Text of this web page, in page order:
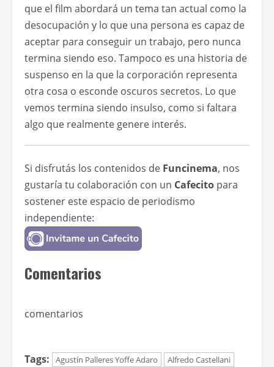
que el film abordará un tema tan actual como la
desocupación y lo que una persona es capaz de
aceptar para conseguir un trabajo, pero nunca
termina siendo eso. Tampoco es una historia de
suspenso en la que la corporación representa
otra cosa o esconde oscuros secretos. Lo que
vemos termina siendo insulso, como si faltara
algo que realmente genere interés.
Si disfrutás los contenidos de Funcinema, nos
gustaría tu colaboración con un Cafecito para
sostener este espacio de periodismo
independiente:
Comentarios
comentarios
Tags: Agustín Palleres Yoffe Adaro
Alfredo Castellani